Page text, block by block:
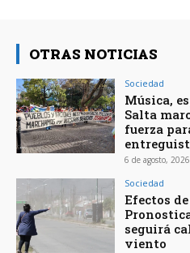
OTRAS NOTICIAS
Sociedad
Música,
Salta
fuerza
6 de agosto, 2026
Sociedad
Efectos
seguirá
viento